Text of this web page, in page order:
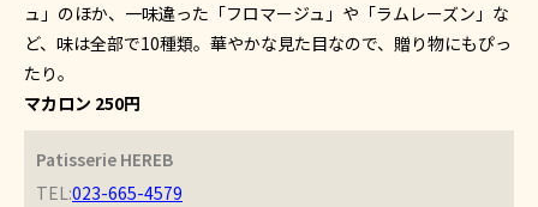
ュ」のほか、一味違った「フロマージュ」や「ラムレーズン」な
ど、味は全部で10種類。華やかな見た目なので、贈り物にもぴっ
たり。
マカロン 250円
Patisserie HEREB
TEL:023-665-4579